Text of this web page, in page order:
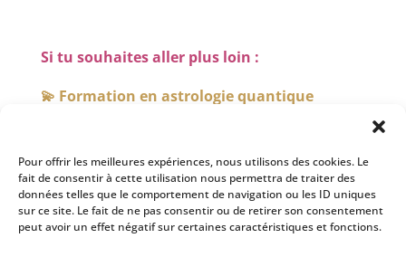
Pour offrir les meilleures expériences, nous utilisons des cookies. Le
fait de consentir à cette utilisation nous permettra de traiter des
données telles que le comportement de navigation ou les ID uniques
sur ce site. Le fait de ne pas consentir ou de retirer son consentement
peut avoir un effet négatif sur certaines caractéristiques et fonctions.
Si tu souhaites aller plus loin :
💫 Formation en astrologie quantique
© Tous les droits réservés à Isabelle Bertholin